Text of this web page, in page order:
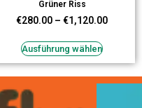
Grüner Riss
€280.00 – €1,120.00
Ausführung wählen